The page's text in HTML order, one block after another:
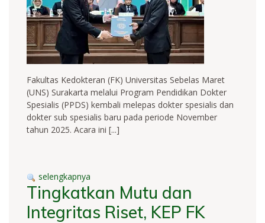
Fakultas Kedokteran (FK) Universitas Sebelas Maret
(UNS) Surakarta melalui Program Pendidikan Dokter
Spesialis (PPDS) kembali melepas dokter spesialis dan
dokter sub spesialis baru pada periode November
tahun 2025. Acara ini [...]
selengkapnya
Tingkatkan Mutu dan
Integritas Riset, KEP FK